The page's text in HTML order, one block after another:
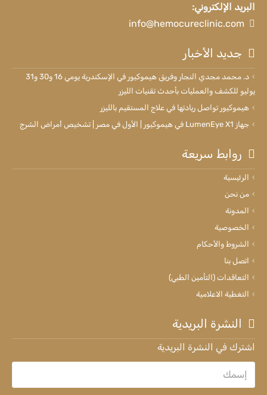
البريد الإلكتروني:
info@hemocureclinic.com
جديد الأخبار
د. محمد مجدي النجار وفريق هيموكيور في الإسكندرية يومي 16 و30 و31
يوليو للكشف والعمليات بأحدث تقنيات الليزر
هيموكيور تواصل ريادتها في علاج المستقيم بالليزر
جهاز LumenEye X1 في هيموكيور | الأول في مصر | تشخيص أمراض الشرج
روابط سريعة
الرئيسية
من نحن
المدونة
الخصوصية
الشروط والأحكام
اتصل بنا
التعاقدات (التأمين الطبي)
التغطية الاعلامية
النشرة البريدية
اشترك في النشرة البريدية